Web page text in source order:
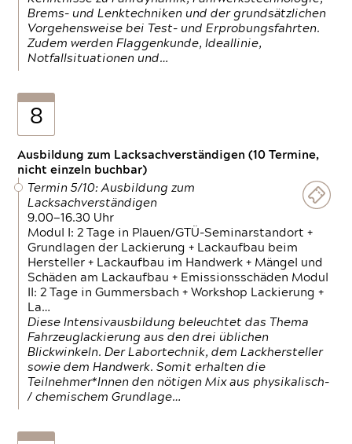
Brems- und Lenktechniken und der grundsätzlichen
Vorgehensweise bei Test- und Erprobungsfahrten.
Zudem werden Flaggenkunde, Ideallinie,
Notfallsituationen und…
8
Ausbildung zum Lacksachverständigen (10 Termine,
nicht einzeln buchbar)
Termin 5/10: Ausbildung zum
Lacksachverständigen
9.00—16.30 Uhr
Modul I: 2 Tage in Plauen/GTÜ-Seminarstandort +
Grundlagen der Lackierung + Lackaufbau beim
Hersteller + Lackaufbau im Handwerk + Mängel und
Schäden am Lackaufbau + Emissionsschäden Modul
II: 2 Tage in Gummersbach + Workshop Lackierung +
La…
Diese Intensivausbildung beleuchtet das Thema
Fahrzeuglackierung aus den drei üblichen
Blickwinkeln. Der Labortechnik, dem Lackhersteller
sowie dem Handwerk. Somit erhalten die
Teilnehmer*Innen den nötigen Mix aus physikalisch-
/ chemischem Grundlage…